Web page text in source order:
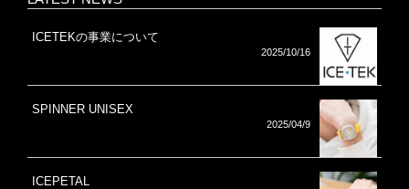
ICETEKの事業について
2025/10/16
SPINNER UNISEX
2025/04/9
ICEPETAL